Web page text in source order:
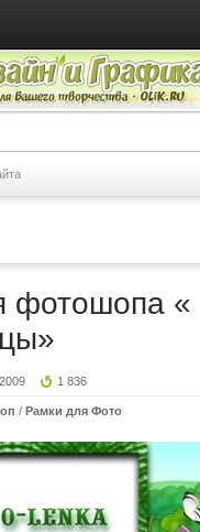
фотошопа «
1 836
/ Рамки для Фото